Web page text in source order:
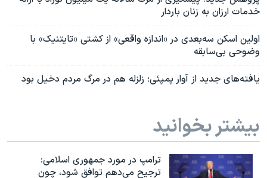
خدمات ارزان به زنان باردار
اولین اسکن سه‌بعدی در «اندازه واقعی» از کشتی «تایتنیک» با
وضوحی بی‌سابقه
یافته‌های جدید از آوار پمپئی؛ زلزله هم در مرگ مردم دخیل بود
بیشتر بخوانید
ترامپ در مورد جمهوری اسلامی:
ترجیح می‌دهم توافق شود، چون